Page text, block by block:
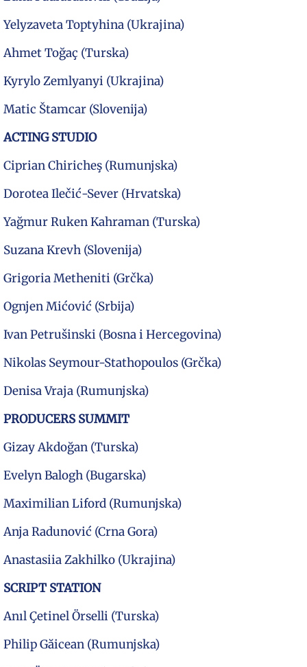
Yelyzaveta Toptyhina (Ukrajina)
Ahmet Toğaç (Turska)
Kyrylo Zemlyanyi (Ukrajina)
Matic Štamcar (Slovenija)
ACTING STUDIO
Ciprian Chiricheş (Rumunjska)
Dorotea Ilečić-Sever (Hrvatska)
Yağmur Ruken Kahraman (Turska)
Suzana Krevh (Slovenija)
Grigoria Metheniti (Grčka)
Ognjen Mićović (Srbija)
Ivan Petrušinski (Bosna i Hercegovina)
Nikolas Seymour-Stathopoulos (Grčka)
Denisa Vraja (Rumunjska)
PRODUCERS SUMMIT
Gizay Akdoğan (Turska)
Evelyn Balogh (Bugarska)
Maximilian Liford (Rumunjska)
Anja Radunović (Crna Gora)
Anastasiia Zakhilko (Ukrajina)
SCRIPT STATION
Anıl Çetinel Örselli (Turska)
Philip Găicean (Rumunjska)